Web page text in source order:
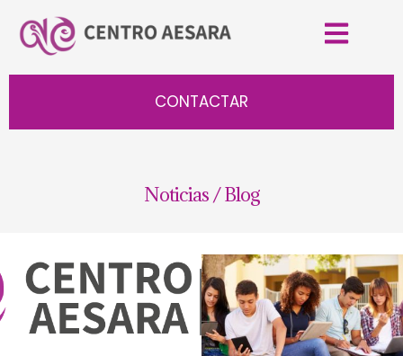
CONTACTAR
Noticias / Blog